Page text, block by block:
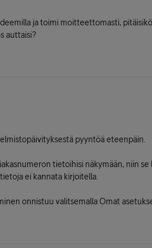
ja toimi moitteettomasti,
auttaisi?
pyyntöä eteenpäin.
tietoihisi näkymään, niin
ei kannata kirjoitella.
onnistuu valitsemalla Omat